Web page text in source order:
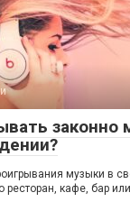
законно
музыки в
ресторан, кафе, бар